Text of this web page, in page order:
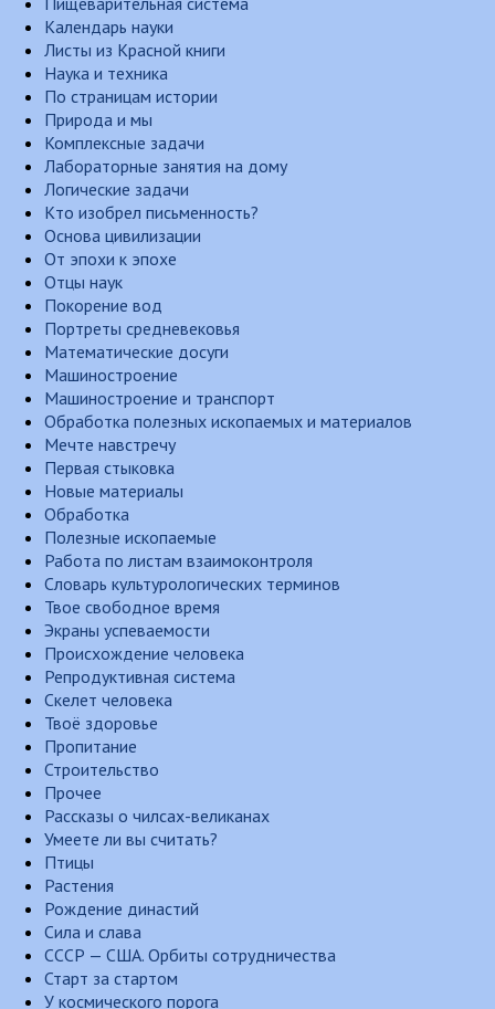
Календарь науки
Листы из Красной книги
Наука и техника
По страницам истории
Природа и мы
Комплексные задачи
Лабораторные занятия на дому
Логические задачи
Кто изобрел письменность?
Основа цивилизации
От эпохи к эпохе
Отцы наук
Покорение вод
Портреты средневековья
Математические досуги
Машиностроение
Машиностроение и транспорт
Обработка полезных ископаемых и материалов
Мечте навстречу
Первая стыковка
Новые материалы
Обработка
Полезные ископаемые
Работа по листам взаимоконтроля
Словарь культурологических терминов
Твое свободное время
Экраны успеваемости
Происхождение человека
Репродуктивная система
Скелет человека
Твоё здоровье
Пропитание
Строительство
Прочее
Рассказы о чилсах-великанах
Умеете ли вы считать?
Птицы
Растения
Рождение династий
Сила и слава
СССР — США. Орбиты сотрудничества
Старт за стартом
У космического порога